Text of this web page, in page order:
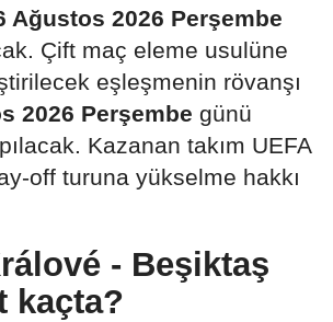
Ağustos 2026 Perşembe
Çift maç eleme usulüne
eşleşmenin rövanşı
2026 Perşembe günü
Kazanan takım UEFA
off turuna yükselme hakkı
- Beşiktaş
kaçta?